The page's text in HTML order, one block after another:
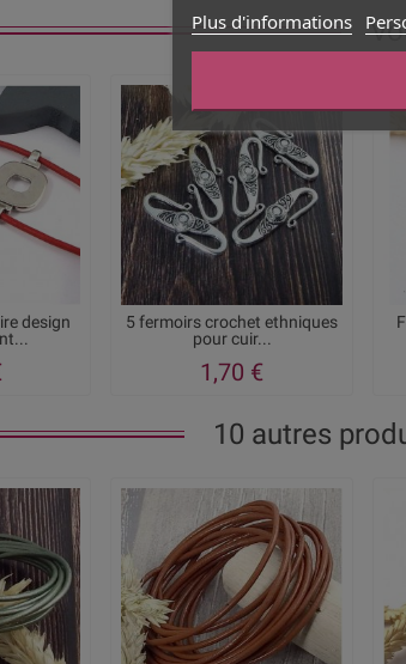
design
5 fermoirs crochet ethniques
pour cuir...
1,70 €
10 autres
Plus d'informations